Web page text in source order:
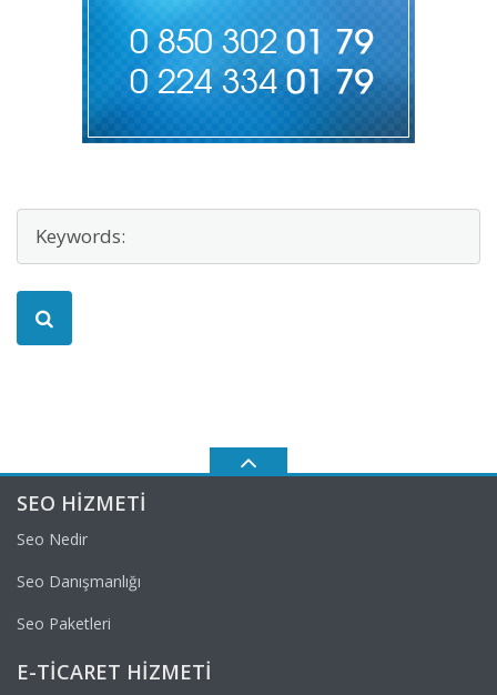
SEO HIZMETI
Seo Nedir
Seo Danışmanlığı
Seo Paketleri
E-TICARET HIZMETI